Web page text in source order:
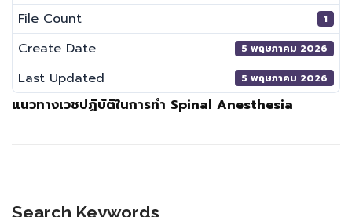
File Count 1
Create Date 5 พฤษภาคม 2026
Last Updated 5 พฤษภาคม 2026
แนวทางเวชปฏิบัติในการทำ Spinal Anesthesia
Search Keywords